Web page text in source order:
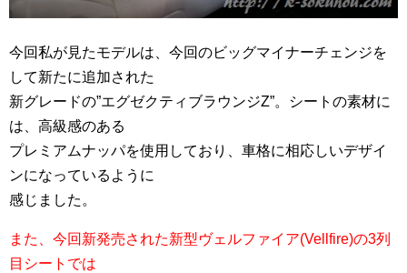
今回私が見たモデルは、今回のビッグマイナーチェンジを
して新たに追加された
新グレードの”エグゼクティブラウンジZ”。シートの素材に
は、高級感のある
プレミアムナッパを使用しており、車格に相応しいデザイ
ンになっているように
感じました。
また、今回新発売された新型ヴェルファイア(Vellfire)の3列
目シートでは